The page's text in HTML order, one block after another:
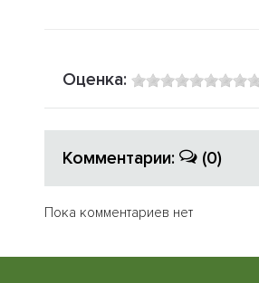
Оценка:
Комментарии: (0)
Пока комментариев нет